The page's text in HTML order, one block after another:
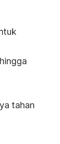
tahan